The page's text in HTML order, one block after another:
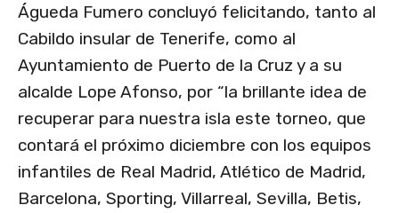
Águeda Fumero concluyó felicitando, tanto al
Cabildo insular de Tenerife, como al
Ayuntamiento de Puerto de la Cruz y a su
alcalde Lope Afonso, por “la brillante idea de
recuperar para nuestra isla este torneo, que
contará el próximo diciembre con los equipos
infantiles de Real Madrid, Atlético de Madrid,
Barcelona, Sporting, Villarreal, Sevilla, Betis,